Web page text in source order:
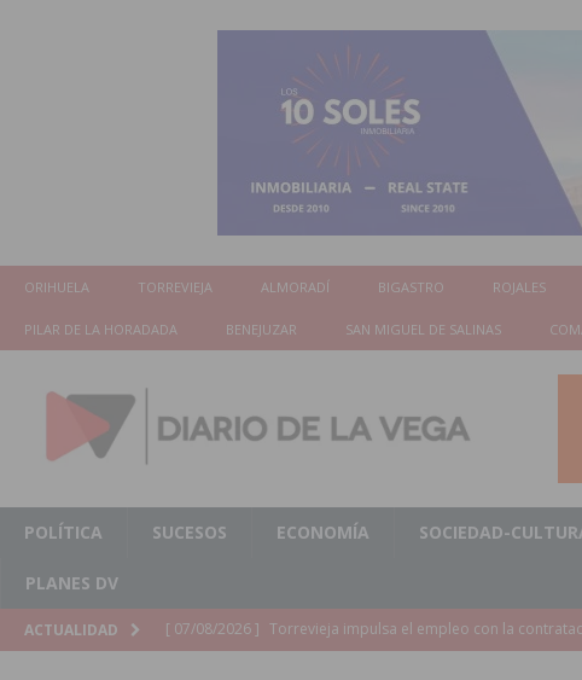
ORIHUELA TORREVIEJA ALMORADÍ BIGASTRO ROJALES
PILAR DE LA HORADADA BENEJUZAR SAN MIGUEL DE SALINAS
POLÍTICA SUCESOS ECONOMÍA SOCIEDAD-
PLANES DV
ACTUALIDAD [ 07/08/2026 ] Raiguero de Bonanza alerta del riesgo de